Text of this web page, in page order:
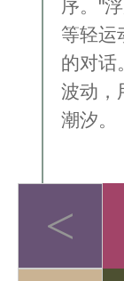
序。"
等轻运
的对话
波动，
潮汐。
<